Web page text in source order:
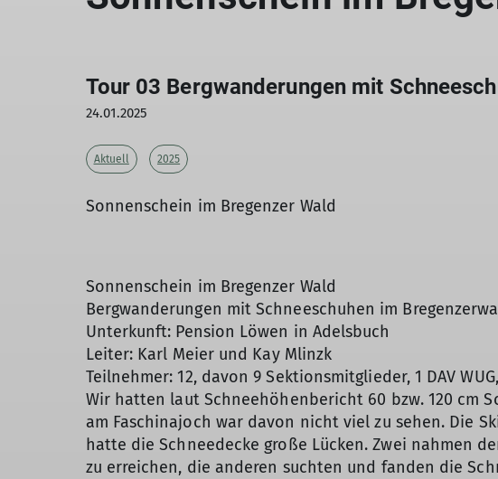
Tour 03 Bergwanderungen mit
24.01.2025
Aktuell 2025
Sonnenschein im Bregenzer Wald
Sonnenschein im Bregenzer Wald
Bergwanderungen mit Schneeschuhen im
Unterkunft: Pension Löwen in Adelsbuch
Leiter: Karl Meier und Kay Mlinzk
Teilnehmer: 12, davon 9 Sektionsmitglieder, 1 DAV
Wir hatten laut Schneehöhenbericht 60 bzw. 120 cm
am Faschinajoch war davon nicht viel zu sehen. Die
hatte die Schneedecke große Lücken. Zwei nahmen
zu erreichen, die anderen suchten und fanden die